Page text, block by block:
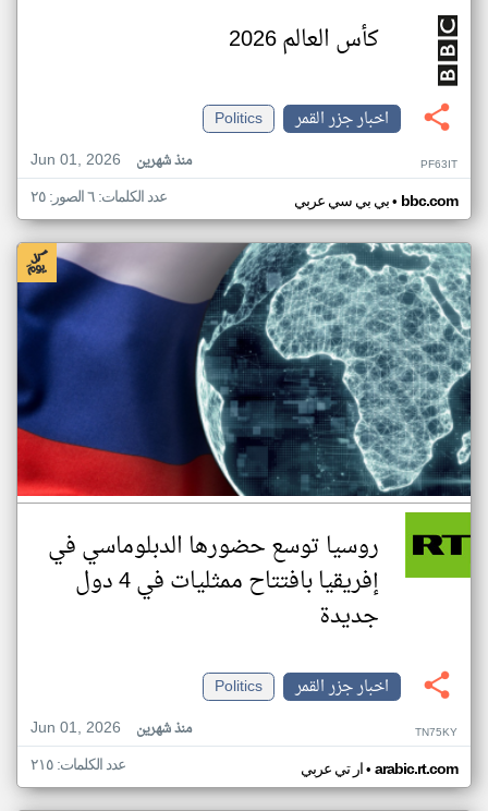
كأس العالم 2026
اخبار جزر القمر
Politics
Jun 01, 2026
منذ شهرين PF63IT
بي بي سي عربي• bbc.com عدد الكلمات: ٦ الصور: ٢٥
روسيا توسع حضورها الدبلوماسي في
إفريقيا بافتتاح ممثليات في 4 دول
جديدة
اخبار جزر القمر
Politics
Jun 01, 2026
منذ شهرين TN75KY
ار تي عربي• arabic.rt.com عدد الكلمات: ٢١٥